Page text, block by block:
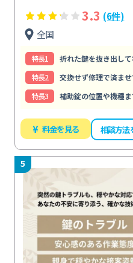
3.3 (6件)
全国
特⻑1
折れた鍵を抜き出し
特⻑2
交換せず修理で済ま
特⻑3
補助錠の位置や機種
¥ 料金を見る 相談方法
5